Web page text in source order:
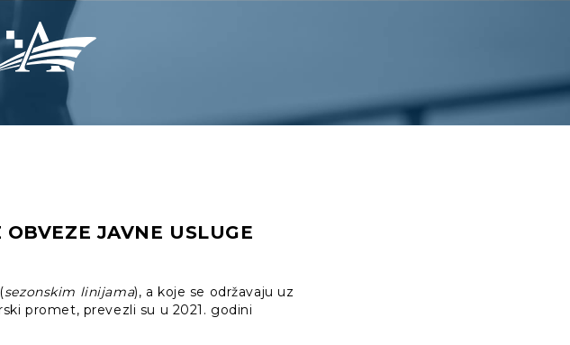
JAVNE USLUGE
sezonskim linijama), a koje se održavaju uz
promet, prevezli su u 2021. godini